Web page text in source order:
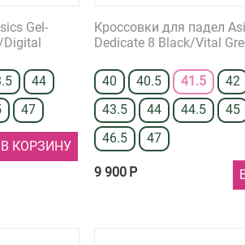
Gel-
44
47
В КОРЗИНУ
Кроссовки для падел
Dedicate 8 Black/Vital
40 40.5 41.5 42
43.5
44 44.5 45
46.5
47
9 900 Р